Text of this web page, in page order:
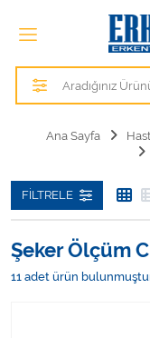
Tüm
Alezler
Anne ve Bebek
Cihazlar
Hasta Bakım
Hasta Bakım Ürünleri
Ana Sayfa
FILTRELE
Şeker Ölçüm
11 adet ürün